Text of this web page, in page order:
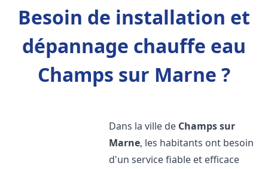
Besoin de installation et
dépannage chauffe eau
Champs sur Marne ?
Dans la ville de Champs sur
Marne, les habitants ont besoin
d'un service fiable et efficace